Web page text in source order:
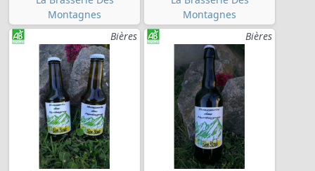
Montagnes
Montagnes
Bières
Bières